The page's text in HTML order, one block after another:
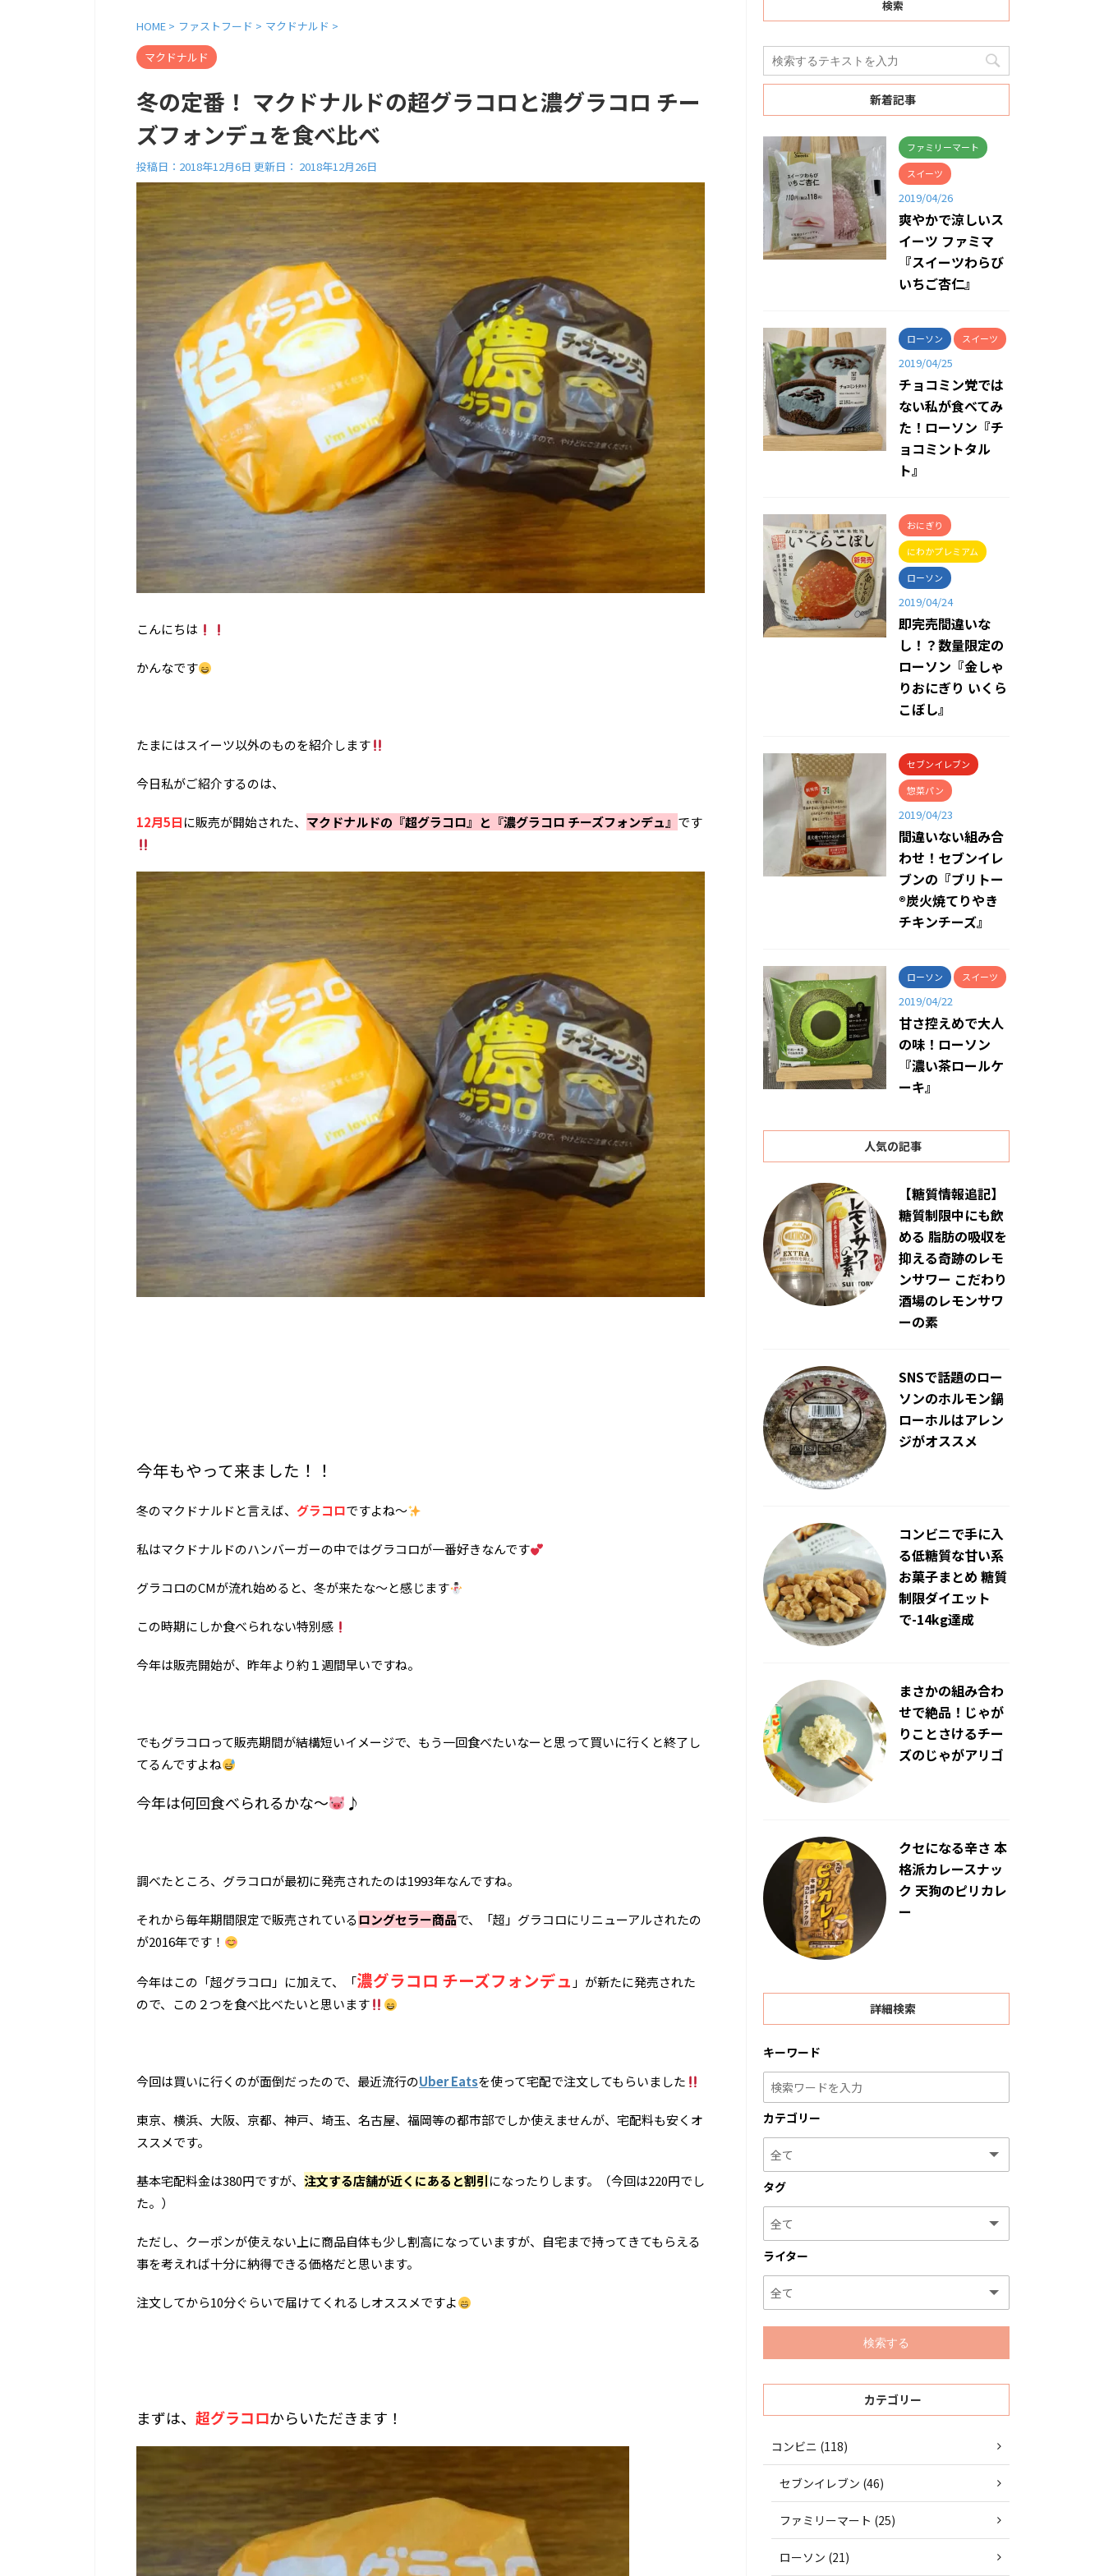
HOME > ファストフード > マクドナルド >
マクドナルド
冬の定番！ マクドナルドの超グラコロと濃グラコロ チー
ズフォンデュを食べ比べ
投稿日：2018年12月6日 更新日： 2018年12月26日
こんにちは
かんなです
たまにはスイーツ以外のものを紹介します
今日私がご紹介するのは、
12月5日に販売が開始された、 マクドナルドの『超グラコロ』と『濃グラコロ チーズフォンデュ』 です
今年もやって来ました！！
冬のマクドナルドと言えば、 グラコロですよね〜
私はマクドナルドのハンバーガーの中ではグラコロが一番好きなんです
グラコロのCMが流れ始めると、冬が来たな〜と感じます
この時期にしか食べられない特別感
今年は販売開始が、昨年より約１週間早いですね。
でもグラコロって販売期間が結構短いイメージで、もう一回食べたいなーと思って買いに行くと終了し
てるんですよね
今年は何回食べられるかな〜 ♪
調べたところ、グラコロが最初に発売されたのは1993年なんですね。
それから毎年期間限定で販売されているロングセラー商品で、「超」グラコロにリニューアルされたの
が2016年です！
今年はこの「超グラコロ」に加えて、「濃グラコロ チーズフォンデュ 」が新たに発売された
ので、この２つを食べ比べたいと思います
今回は買いに行くのが面倒だったので、最近流行のUber Eatsを使って宅配で注文してもらいました
東京、横浜、大阪、京都、神戸、埼玉、名古屋、福岡等の都市部でしか使えませんが、宅配料も安くオ
ススメです。
基本宅配料金は380円ですが、 注文する店舗が近くにあると割引になったりします。（今回は220円でし
た。）
ただし、クーポンが使えない上に商品自体も少し割高になっていますが、自宅まで持ってきてもらえる
事を考えれば十分に納得できる価格だと思います。
注文してから10分ぐらいで届けてくれるしオススメですよ
まずは、 超グラコロからいただきます！
検索
新着記事
ファミリーマート
スイーツ
2019/04/26
爽やかで涼しいス
イーツ ファミマ
『スイーツわらび
いちご杏仁』
ローソン スイーツ
2019/04/25
チョコミン党では
ない私が食べてみ
た！ローソン『チ
ョコミントタル
ト』
おにぎり
にわかプレミアム
ローソン
2019/04/24
即完売間違いな
し！？数量限定の
ローソン『金しゃ
りおにぎり いくら
こぼし』
セブンイレブン
惣菜パン
2019/04/23
間違いない組み合
わせ！セブンイレ
ブンの『ブリトー
®炭火焼てりやき
チキンチーズ』
ローソン スイーツ
2019/04/22
甘さ控えめで大人
の味！ローソン
『濃い茶ロールケ
ーキ』
人気の記事
【糖質情報追記】
糖質制限中にも飲
める 脂肪の吸収を
抑える奇跡のレモ
ンサワー こだわり
酒場のレモンサワ
ーの素
SNSで話題のロー
ソンのホルモン鍋
ローホルはアレン
ジがオススメ
コンビニで手に入
る低糖質な甘い系
お菓子まとめ 糖質
制限ダイエット
で-14kg達成
まさかの組み合わ
せで絶品！じゃが
りことさけるチー
ズのじゃがアリゴ
クセになる辛さ 本
格派カレースナッ
ク 天狗のピリカレ
ー
詳細検索
キーワード
カテゴリー
タグ
ライター
カテゴリー
コンビニ (118)
セブンイレブン (46)
ファミリーマート (25)
ローソン (21)